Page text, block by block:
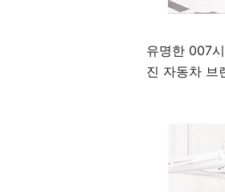
유명한 007
진 자동차 브